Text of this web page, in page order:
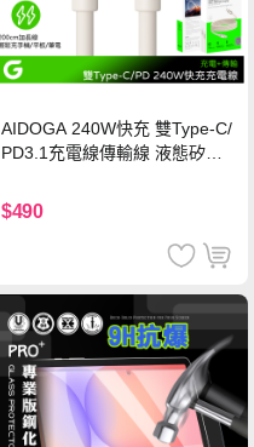
AIDOGA 240W快充 雙Type-C/
PD3.1充電線傳輸線 液態矽膠
機/平板/筆電
$490